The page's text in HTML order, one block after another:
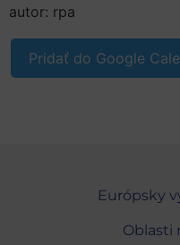
autor: rpa
Pridať do Google
Európsky
Oblasti